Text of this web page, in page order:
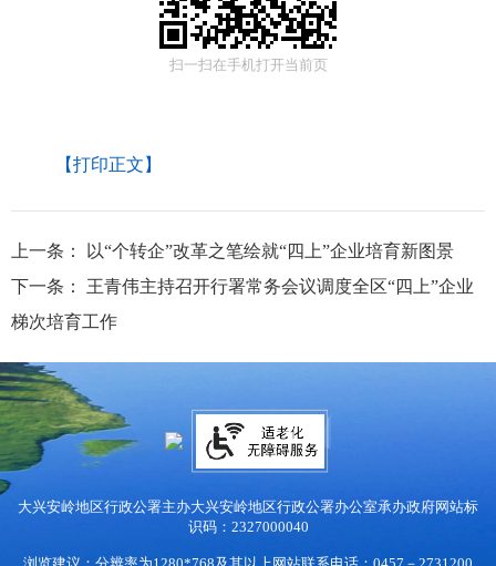
扫一扫在手机打开当前页
【打印正文】
上一条：
以“个转企”改革之笔绘就“四上”企业培育新图景
下一条：
王青伟主持召开行署常务会议调度全区“四上”企业
梯次培育工作
大兴安岭地区行政公署主办大兴安岭地区行政公署办公室承办政府网站标
识码：2327000040